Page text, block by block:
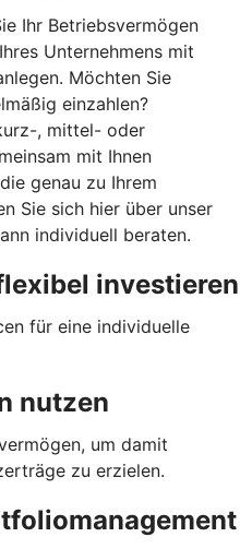
Ihr Betriebsvermögen
Unternehmens mit
Möchten Sie
einzahlen?
, mittel- oder
mit Ihnen
genau zu Ihrem
Sie sich hier über unser
individuell beraten.
investieren
für eine individuelle
nutzen
um damit
zu erzielen.